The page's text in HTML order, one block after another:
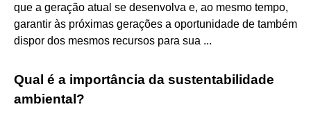
que a geração atual se desenvolva e, ao mesmo tempo,
garantir às próximas gerações a oportunidade de também
dispor dos mesmos recursos para sua ...
Qual é a importância da sustentabilidade
ambiental?